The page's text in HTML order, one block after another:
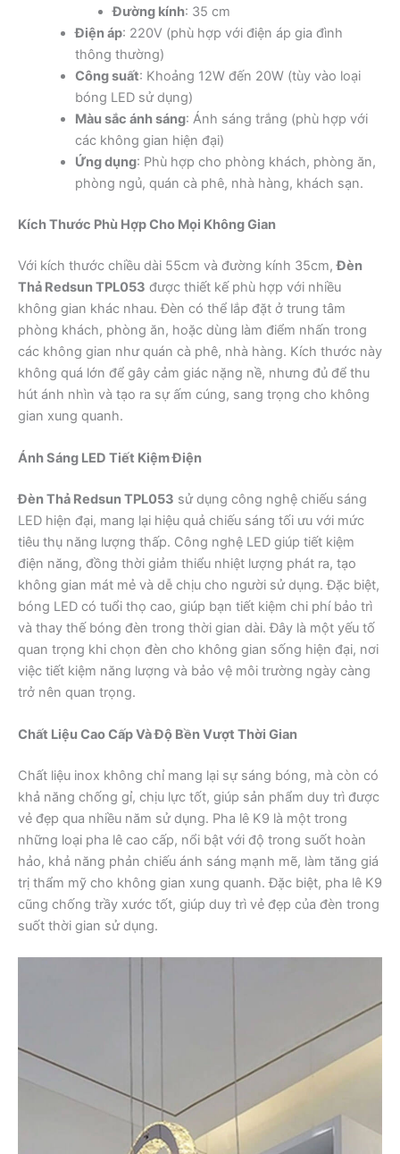
Đường kính: 35 cm
Điện áp: 220V (phù hợp với điện áp gia đình
thông thường)
Công suất: Khoảng 12W đến 20W (tùy vào loại
bóng LED sử dụng)
Màu sắc ánh sáng: Ánh sáng trắng (phù hợp với
các không gian hiện đại)
Ứng dụng: Phù hợp cho phòng khách, phòng ăn,
phòng ngủ, quán cà phê, nhà hàng, khách sạn.
Kích Thước Phù Hợp Cho Mọi Không Gian
Với kích thước chiều dài 55cm và đường kính 35cm,Đèn
Thả Redsun TPL053 được thiết kế phù hợp với nhiều
không gian khác nhau. Đèn có thể lắp đặt ở trung tâm
phòng khách, phòng ăn, hoặc dùng làm điểm nhấn trong
các không gian như quán cà phê, nhà hàng. Kích thước này
không quá lớn để gây cảm giác nặng nề, nhưng đủ để thu
hút ánh nhìn và tạo ra sự ấm cúng, sang trọng cho không
gian xung quanh.
Ánh Sáng LED Tiết Kiệm Điện
Đèn Thả Redsun TPL053 sử dụng công nghệ chiếu sáng
LED hiện đại, mang lại hiệu quả chiếu sáng tối ưu với mức
tiêu thụ năng lượng thấp. Công nghệ LED giúp tiết kiệm
điện năng, đồng thời giảm thiểu nhiệt lượng phát ra, tạo
không gian mát mẻ và dễ chịu cho người sử dụng. Đặc biệt,
bóng LED có tuổi thọ cao, giúp bạn tiết kiệm chi phí bảo trì
và thay thế bóng đèn trong thời gian dài. Đây là một yếu tố
quan trọng khi chọn đèn cho không gian sống hiện đại, nơi
việc tiết kiệm năng lượng và bảo vệ môi trường ngày càng
trở nên quan trọng.
Chất Liệu Cao Cấp Và Độ Bền Vượt Thời Gian
Chất liệu inox không chỉ mang lại sự sáng bóng, mà còn có
khả năng chống gỉ, chịu lực tốt, giúp sản phẩm duy trì được
vẻ đẹp qua nhiều năm sử dụng. Pha lê K9 là một trong
những loại pha lê cao cấp, nổi bật với độ trong suốt hoàn
hảo, khả năng phản chiếu ánh sáng mạnh mẽ, làm tăng giá
trị thẩm mỹ cho không gian xung quanh. Đặc biệt, pha lê K9
cũng chống trầy xước tốt, giúp duy trì vẻ đẹp của đèn trong
suốt thời gian sử dụng.